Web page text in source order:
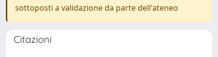
sottoposti a validazione da parte dell'ateneo
Citazioni